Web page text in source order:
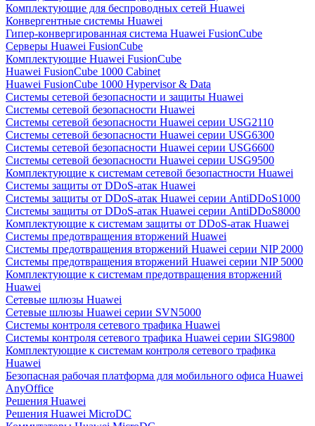
Комплектующие для беспроводных сетей Huawei
Конвергентные системы Huawei
Гипер-конвергированная система Huawei FusionCube
Серверы Huawei FusionCube
Комплектующие Huawei FusionCube
Huawei FusionCube 1000 Cabinet
Huawei FusionCube 1000 Hypervisor & Data
Системы сетевой безопасности и защиты Huawei
Системы сетевой безопасности Huawei
Системы сетевой безопасности Huawei серии USG2110
Системы сетевой безопасности Huawei серии USG6300
Системы сетевой безопасности Huawei серии USG6600
Системы сетевой безопасности Huawei серии USG9500
Комплектующие к системам сетевой безопастности Huawei
Системы защиты от DDoS-атак Huawei
Системы защиты от DDoS-атак Huawei серии AntiDDoS1000
Системы защиты от DDoS-атак Huawei серии AntiDDoS8000
Комплектующие к системам защиты от DDoS-атак Huawei
Системы предотвращения вторжений Huawei
Системы предотвращения вторжений Huawei серии NIP 2000
Системы предотвращения вторжений Huawei серии NIP 5000
Комплектующие к системам предотвращения вторжений
Huawei
Сетевые шлюзы Huawei
Сетевые шлюзы Huawei серии SVN5000
Системы контроля сетевого трафика Huawei
Системы контроля сетевого трафика Huawei серии SIG9800
Комплектующие к системам контроля сетевого трафика
Huawei
Безопасная рабочая платформа для мобильного офиса Huawei
AnyOffice
Решения Huawei
Решения Huawei MicroDC